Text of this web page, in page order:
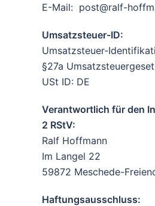
E-Mail: post@ralf-
Umsatzsteuer-ID:
Umsatzsteuer-
§27a
USt ID: DE
Verantwortlich für den
2 RStV:
Ralf Hoffmann
Im Langel 22
59872 Meschede-
Haftungsausschluss: